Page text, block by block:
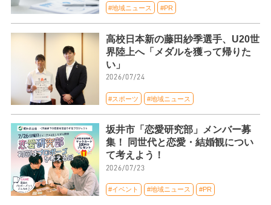
#地域ニュース #PR
高校日本新の藤田紗季選手、U20世
界陸上へ「メダルを獲って帰りた
い」
2026/07/24
#スポーツ #地域ニュース
坂井市「恋愛研究部」メンバー募
集！ 同世代と恋愛・結婚観につい
て考えよう！
2026/07/23
#イベント #地域ニュース #PR